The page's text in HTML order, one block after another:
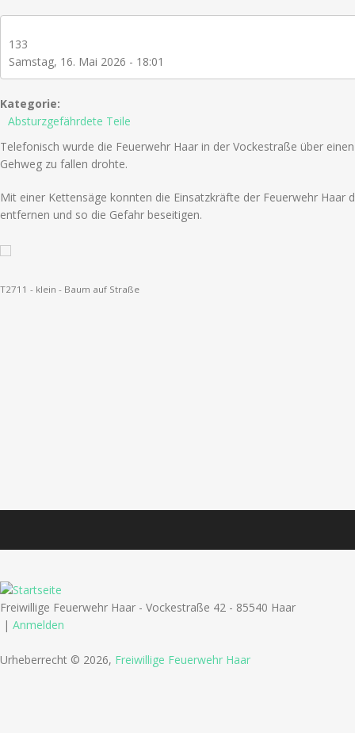
133
Samstag, 16. Mai 2026 - 18:01
Kategorie:
Absturzgefährdete Teile
Telefonisch wurde die Feuerwehr Haar in der Vockestraße über
Gehweg zu fallen drohte.
Mit einer Kettensäge konnten die Einsatzkräfte der Feuerwehr Haar
entfernen und so die Gefahr beseitigen.
T2711 - klein - Baum auf Straße
Freiwillige Feuerwehr Haar - Vockestraße 42 - 85540 Haar
| Anmelden
Urheberrecht © 2026, Freiwillige Feuerwehr Haar